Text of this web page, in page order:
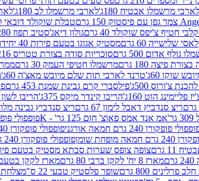
לארבי מרשמלו אבטיח 180ג' לארבי מרשמלו לב 180ג'
טבלת שוקולד דובאי לבן
קלבי חטיף צ'יפס שוקולד 40 גרם גולון דיאג'סטיב תפוז 280ג'
שלישייה 60 גרם מסטיק אגוגו בטעם פירות 40 יחידות 330 גרם
גולף אדום 500 גרם סוכריות סודה בצורת טטריס 216 גרם
פיצה 180 גרם מרשמלו חטיפי העמק 30 גרם ממרח
שוקו 60ג' טרנד לארבי תות שלם מיובש מאצ'ה 60ג'
צ'ורוס 500ג' פילסברי קרם גבינת שמנת 453 גרם
הוט 160ג' הריבו קינדר מיקס 375ג' הריבו לשון
ריצ סנדביץ דאבל לימון 67 גרם ריצ סנדביץ גבינה מלוחה
אמ אנד אמס פאוצ' חום 125 גר' - K פופפולי פופקורן 240 גרם
פופקורן 240 גרם חמאה אורגני פופפולי פופקורן 240 גרם מלח ים
מופחת שומן פופפולי פופקורן 240 גרם חמאה
גרם צופה צופס שערות סבתא מסטיק בטעם פירות 11
מארז 8 יח' לקקן ברבי 80 גרם מארז לקקן בטעם
שופר פלסטיק טבעי 22 ס"מ צלחת "8 שנה טובה